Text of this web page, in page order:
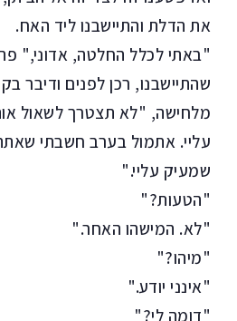
את הדלת והתיישבנו ליד האח.
"באתי לכלל החלטה, אדוני,"
שהתיישבנו, רכן לפנים ודיבר
מלחישה, "לא תצטרך לשאול
עליי. אתמול בערב חשבתי
שמעיק עליי."
"הטעות?"
"לא. המישהו האחר."
"מיהו?"
"אינני יודע."
"דומה לי?"